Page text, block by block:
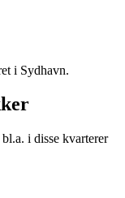
i Sydhavn.
bl.a. i disse kvarterer